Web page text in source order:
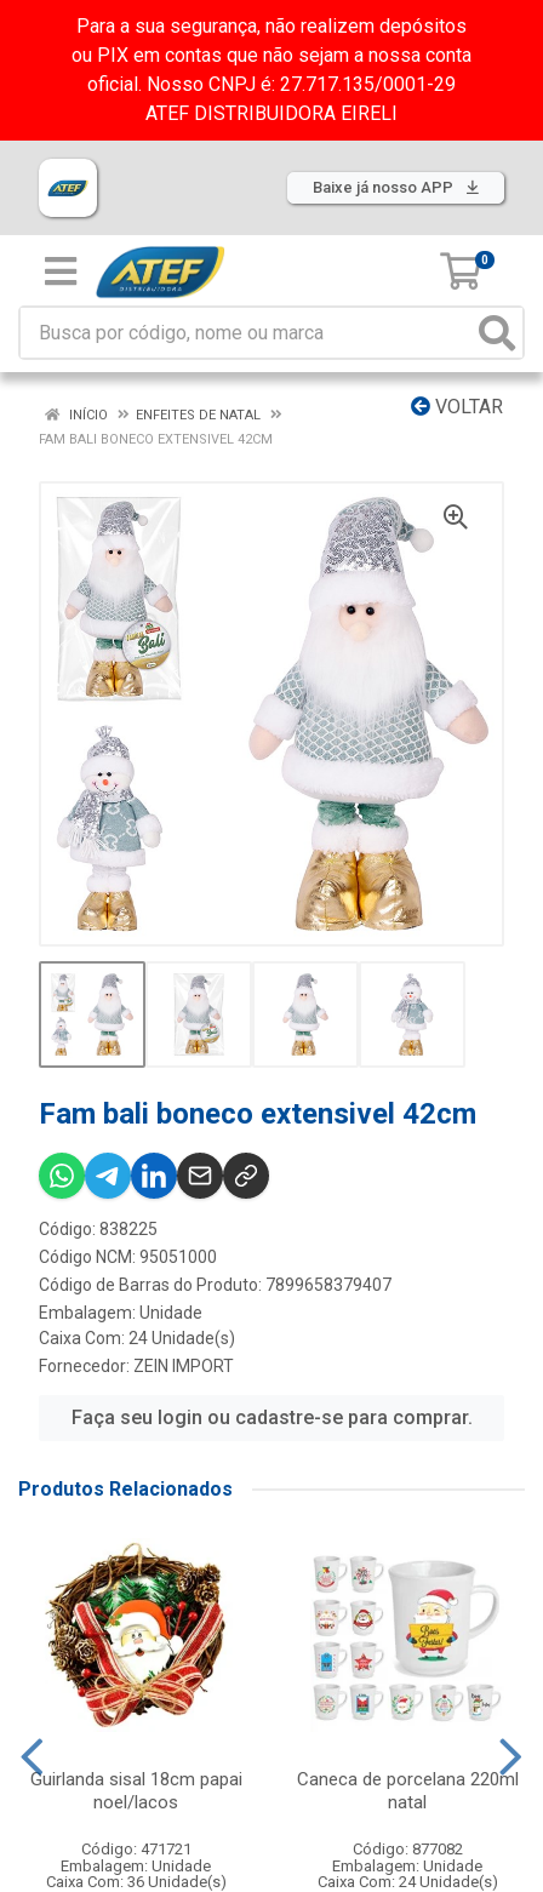
Para a sua segurança, não realizem depósitos
ou PIX em contas que não sejam a nossa conta
oficial. Nosso CNPJ é: 27.717.135/0001-29
ATEF DISTRIBUIDORA EIRELI
Baixe já nosso APP
0
VOLTAR
INÍCIO
ENFEITES DE NATAL
FAM BALI BONECO EXTENSIVEL 42CM
Fam bali boneco extensivel 42cm
Código: 838225
Código NCM: 95051000
Código de Barras do Produto: 7899658379407
Embalagem: Unidade
Caixa Com: 24 Unidade(s)
Fornecedor: ZEIN IMPORT
Faça seu login ou cadastre-se para comprar.
Produtos Relacionados
Guirlanda sisal 18cm papai
noel/lacos
Código: 471721
Embalagem: Unidade
Caixa Com: 36 Unidade(s)
Caneca de porcelana 220ml
natal
Código: 877082
Embalagem: Unidade
Caixa Com: 24 Unidade(s)